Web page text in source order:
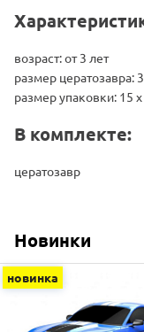
возраст: от 3 лет
размер цератозавра:
размер упаковки: 15
В комплекте:
цератозавр
Новинки
новинка